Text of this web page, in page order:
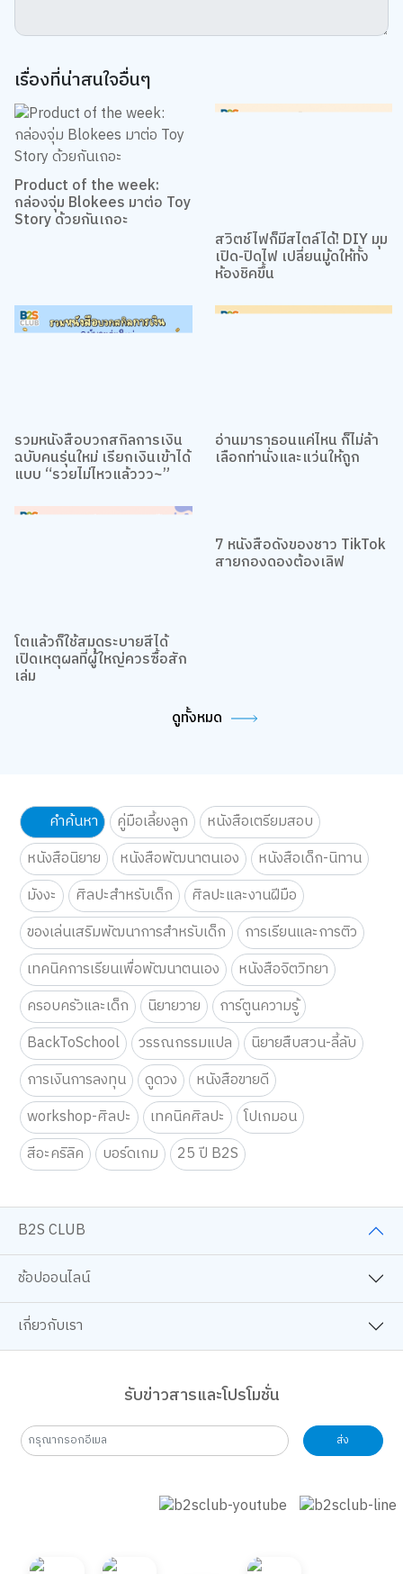
เรื่องที่น่าสนใจอื่นๆ
Product of the week:
กล่องจุ่ม Blokees มาต่อ Toy
สวิตช์ไฟก็มีสไตล์ได้! DIY มุม
เปิด-ปิดไฟ เปลี่ยนมู้ดให้ทั้ง
รวมหนังสือบวกสกิลการเงิน
ฉบับคนรุ่นใหม่ เรียกเงินเข้าได้
อ่านมาราธอนแค่ไหน ก็ไม่ล้า
โตแล้วก็ใช้สมุดระบายสีได้
เปิดเหตุผลที่ผู้ใหญ่ควรซื้อสัก
7 หนังสือดังของชาว TikTok
คำค้นหา คู่มือเลี้ยงลูก
หนังสือเตรียมสอบ
หนังสือนิยาย
หนังสือพัฒนาตนเอง
หนังสือเด็ก-นิทาน
มังงะ
ศิลปะสำหรับเด็ก
ศิลปะและงานฝีมือ
ของเล่นเสริมพัฒนาการสำหรับเด็ก
การเรียนและการติว
เทคนิคการเรียนเพื่อพัฒนาตนเอง
หนังสือจิตวิทยา
ครอบครัวและเด็ก
นิยายวาย
การ์ตูนความรู้
BackToSchool
วรรณกรรมแปล
นิยายสืบสวน-ลี้ลับ
การเงินการลงทุน
ดูดวง
หนังสือขายดี
workshop-ศิลปะ
เทคนิคศิลปะ
โปเกมอน
สีอะคริลิค
บอร์ดเกม 25 ปี B2S
B2S CLUB
ช้อปออนไลน์
เกี่ยวกับเรา
ส่ง
คลิก “การตั้งค่าคุกกี้” นโยบายคุกกี้
การตั้งค่าคุกกี้